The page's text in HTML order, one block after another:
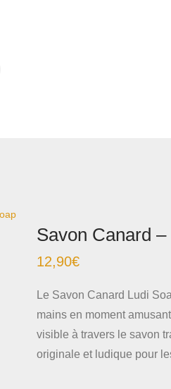
Savon Canard
12,90€
Le Savon Canard Ludi
mains en moment
visible à travers le savon
originale et ludique pour